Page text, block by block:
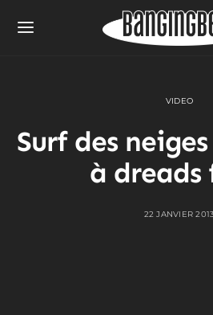
VIDEO
Surf des
à dreads
22 JANVIER 2013